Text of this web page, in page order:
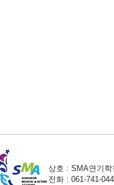
상호 : SMA연기
전화 : 061-741-